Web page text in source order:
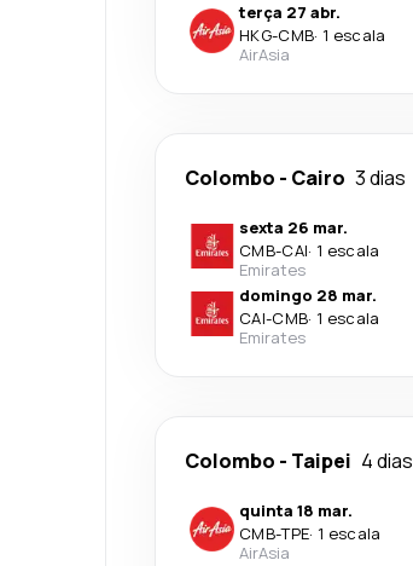
terça 27 abr.
HKG-CMB· 1 escala
AirAsia
Colombo - Cairo 3 dias
sexta 26 mar.
CMB-CAI· 1 escala
Emirates
domingo 28 mar.
CAI-CMB· 1 escala
Emirates
Colombo - Taipei 4 dias
quinta 18 mar.
CMB-TPE· 1 escala
AirAsia